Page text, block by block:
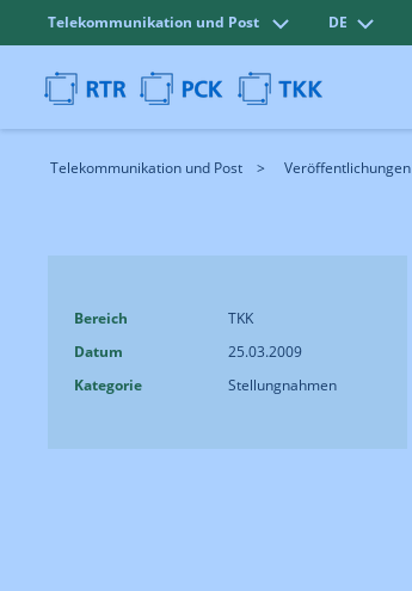
Telekommunikation und Post DE
Telekommunikation und Post Veröffentlichungen
Bereich
TKK
Datum
25.03.2009
Kategorie
Stellungnahmen